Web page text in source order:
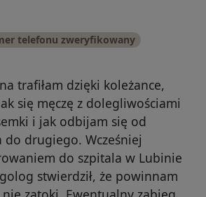
telefonu zweryfikowany
trafiłam dzięki koleżance,
się męczę z dolegliwościami
i jak odbijam się od
do drugiego. Wcześniej
do szpitala w Lubinie
stwierdził, że powinnam